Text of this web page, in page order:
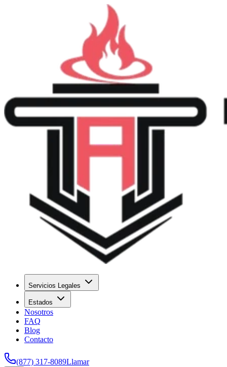
Servicios Legales
Estados
Nosotros
FAQ
Blog
Contacto
(877) 317-8089Llamar